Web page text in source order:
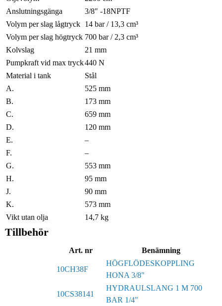
Anslutningsgänga
3/8″ -18NPTF
Volym per slag lågtryck 14 bar / 13,3 cm³
Volym per slag högtryck 700 bar / 2,3 cm³
Kolvslag
21 mm
Pumpkraft vid max tryck440 N
Material i tank
Stål
A.
525 mm
B.
173 mm
C.
659 mm
D.
120 mm
E.
–
F.
–
G.
553 mm
H.
95 mm
J.
90 mm
K.
573 mm
Vikt utan olja
14,7 kg
Tillbehör
Art. nr Benämning
10CH38F
HÖGFLÖDESKOPPLING
HONA 3/8"
10CS38141
HYDRAULSLANG 1 M 700
BAR 1/4"